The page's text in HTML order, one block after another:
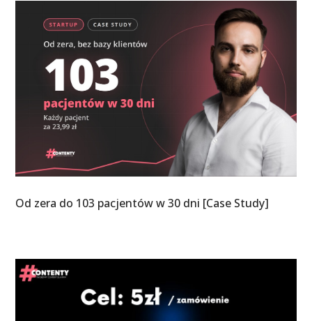
Od zera do 103 pacjentów w 30 dni [Case Study]